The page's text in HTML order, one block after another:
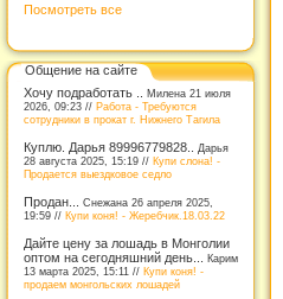
Посмотреть все
Общение на сайте
Хочу подработать .. Милена 21 июля
2026, 09:23 // Работа - Требуются
сотрудники в прокат г. Нижнего Тагила
Куплю. Дарья 89996779828..
Дарья
28 августа 2025, 15:19 // Купи слона! -
Продается выездковое седло
Продан... Снежана 26 апреля 2025,
19:59 // Купи коня! - Жеребчик.18.03.22
Дайте цену за лошадь в Монголии
оптом на сегодняшний день... Карим
13 марта 2025, 15:11 // Купи коня! -
продаем монгольских лошадей